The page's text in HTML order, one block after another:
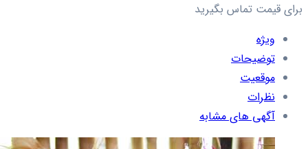
برای قیمت تماس بگیرید
ویژه
توضیحات
موقعیت
نظرات
آگهی های مشابه